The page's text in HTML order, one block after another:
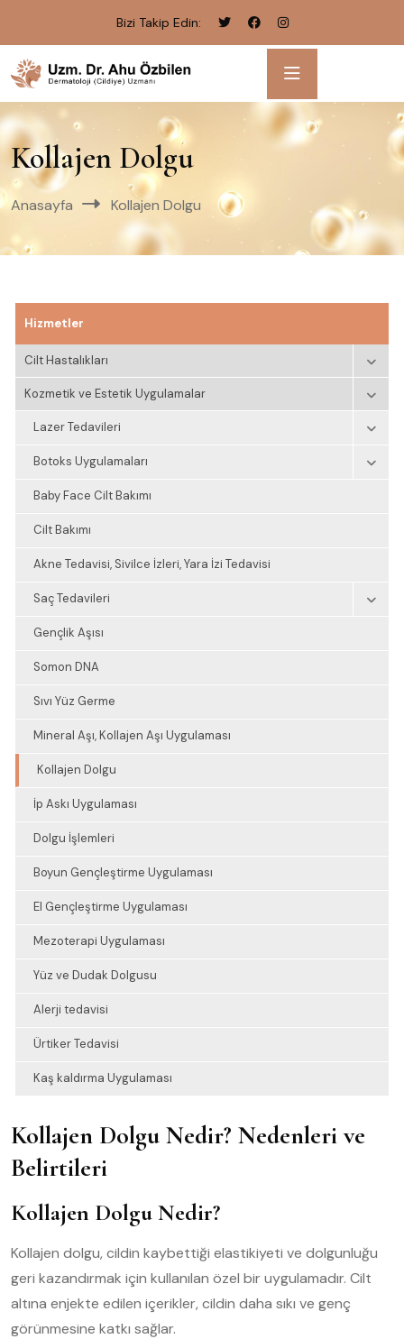
Bizi Takip Edin:
Kollajen Dolgu
Anasayfa Kollajen Dolgu
Hizmetler
Cilt Hastalıkları
Kozmetik ve Estetik Uygulamalar
Lazer Tedavileri
Botoks Uygulamaları
Baby Face Cilt Bakımı
Cilt Bakımı
Akne Tedavisi, Sivilce İzleri, Yara İzi Tedavisi
Saç Tedavileri
Gençlik Aşısı
Somon DNA
Sıvı Yüz Germe
Mineral Aşı, Kollajen Aşı Uygulaması
Kollajen Dolgu
İp Askı Uygulaması
Dolgu İşlemleri
Boyun Gençleştirme Uygulaması
El Gençleştirme Uygulaması
Mezoterapi Uygulaması
Yüz ve Dudak Dolgusu
Alerji tedavisi
Ürtiker Tedavisi
Kaş kaldırma Uygulaması
Kollajen Dolgu Nedir? Nedenleri ve
Belirtileri
Kollajen Dolgu Nedir?
Kollajen dolgu, cildin kaybettiği elastikiyeti ve dolgunluğu
geri kazandırmak için kullanılan özel bir uygulamadır. Cilt
altına enjekte edilen içerikler, cildin daha sıkı ve genç
görünmesine katkı sağlar.